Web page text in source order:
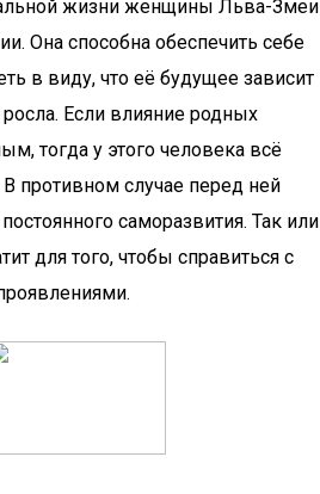
жизни женщины Льва-Змеи
Она способна обеспечить себе
в виду, что её будущее зависит
Если влияние родных
тогда у этого человека всё
В противном случае перед ней
саморазвития. Так или
для того, чтобы справиться с